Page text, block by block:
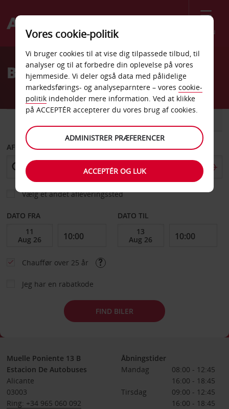
Menu
Welcome
AvisBilleje Alicante Banegård
AFHENT FRA
Vælg et andet afleveringssted
DATO FRA DATO TIL
Chauffør over 25 år
Jeg har en rabatkode
FIND BILER
Muelle Poniente 13 B
Estacion De Autobuses
Alicante
03003
Ring: +34 965 060 092
Åbningstider
Mandag
08:00 - 12:45
16:00 - 18:45
Tirsdag
09:00 - 12:45
16:00 - 18:45
Vores cookie-politik
Vi bruger cookies til at vise dig tilpassede tilbud, til
analyser og til at forbedre din oplevelse på vores
hjemmeside. Vi deler også data med pålidelige
markedsførings- og analyseparntere – vores cookie-
politik indeholder mere information. Ved at klikke
på ACCEPTÉR accepterer du vores brug af cookies.
ADMINISTRER PRÆFERENCER
ACCEPTÉR OG LUK